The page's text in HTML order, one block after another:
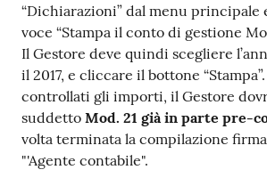
“Dichiarazioni” dal menu principale
voce “Stampa il conto di gestione
Il Gestore deve quindi scegliere
il 2017, e cliccare il bottone
controllati gli importi, il Gestore
suddetto Mod. 21 già in parte pre-
volta terminata la compilazione
"'Agente contabile".